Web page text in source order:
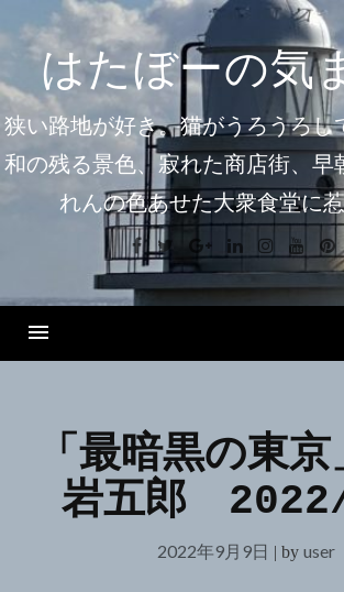
ン
ツ
へ
はたぼーの気
狭い路地が好き。猫がうろうろし
和の残る景色、寂れた商店街、早
れんの色あせた大衆食堂に
Facebook
Twitter Google+
LinkedinInstagram
「最暗黒の東
岩五郎
2022年9月9日 | by user